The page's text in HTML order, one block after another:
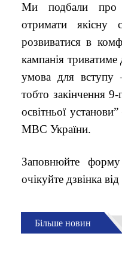
Ми подбали про
отримати якісну
розвиватися в
кампанія
умова для вступу
тобто закінчення
освітньої
МВС України.
Заповнюйте форму
очікуйте дзвінка
Більше новин